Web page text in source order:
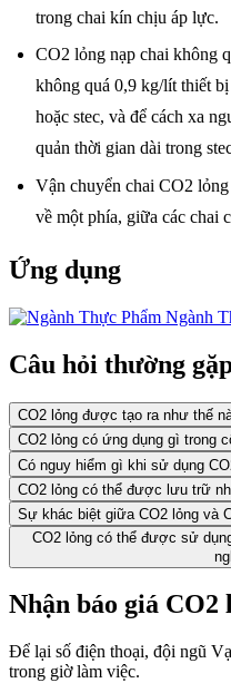
trong chai kín chịu áp lực.
CO2 lỏng nạp chai không
không quá 0,9 kg/lít thiết
hoặc stec, và để cách xa
quản thời gian dài trong
Vận chuyển chai CO2
về một phía, giữa các chai
Ứng dụng
Ngành
Câu hỏi thường
CO2 lỏng được tạo ra như thế
CO2 lỏng có ứng dụng gì trong
Có nguy hiểm gì khi sử dụng
CO2 lỏng có thể được lưu trữ
Sự khác biệt giữa CO2 lỏng và
CO2 lỏng có thể được sử
Nhận báo giá CO2
Để lại số điện thoại, đội ngũ
trong giờ làm việc.